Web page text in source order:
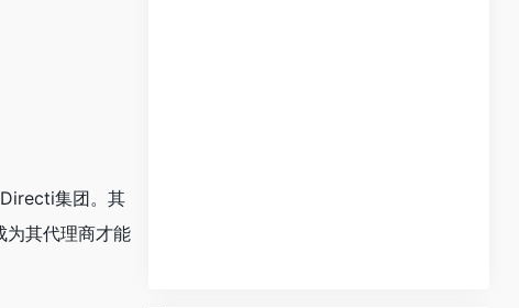
集团。其
为其代理商才能